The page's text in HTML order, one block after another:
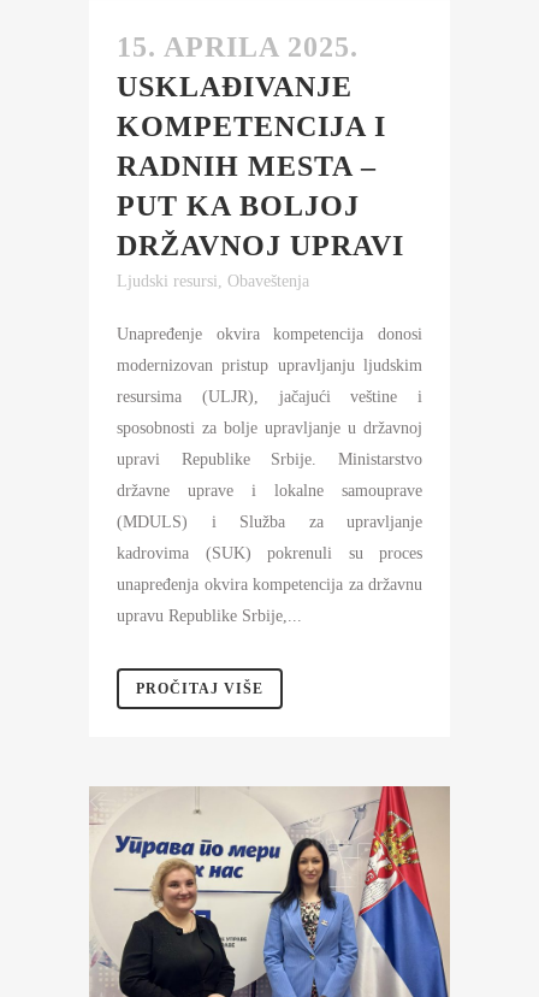
15. APRILA 2025.
USKLAĐIVANJE
KOMPETENCIJA I
RADNIH MESTA –
PUT KA BOLJOJ
DRŽAVNOJ UPRAVI
Ljudski resursi, Obaveštenja
Unapređenje okvira kompetencija donosi
modernizovan pristup upravljanju ljudskim
resursima (ULJR), jačajući veštine i
sposobnosti za bolje upravljanje u državnoj
upravi Republike Srbije. Ministarstvo
državne uprave i lokalne samouprave
(MDULS) i Služba za upravljanje
kadrovima (SUK) pokrenuli su proces
unapređenja okvira kompetencija za državnu
upravu Republike Srbije,...
PROČITAJ VIŠE